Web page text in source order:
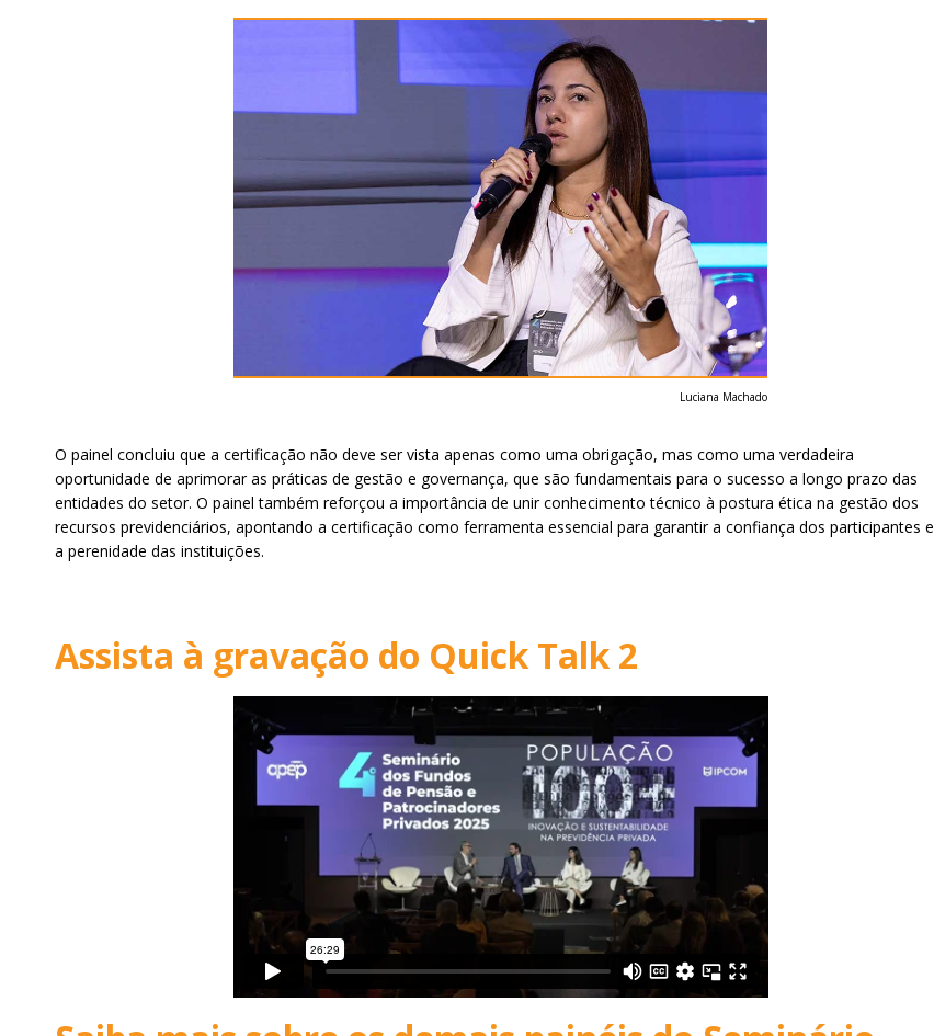
Luciana Machado
O painel concluiu que a certificação não deve ser vista apenas como uma obrigação, mas como uma verdadeira
oportunidade de aprimorar as práticas de gestão e governança, que são fundamentais para o sucesso a longo prazo das
entidades do setor. O painel também reforçou a importância de unir conhecimento técnico à postura ética na gestão dos
recursos previdenciários, apontando a certificação como ferramenta essencial para garantir a confiança dos participantes e
a perenidade das instituições.
Assista à gravação do Quick Talk 2